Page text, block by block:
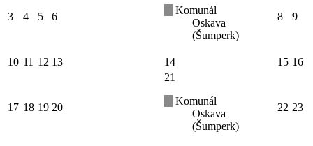
3 4 5 6
Komunál
Oskava
(Šumperk)
8 9
10 11 12 13 14 15 16
17 18 19 20
21
Komunál
Oskava
(Šumperk)
22 23